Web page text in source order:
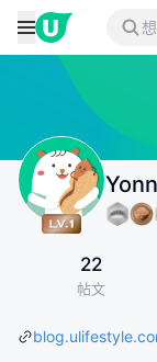
22
帖文